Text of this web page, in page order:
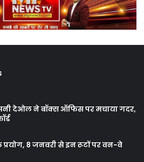
देओल ने बॉक्स ऑफिस पर मचाया गदर,
प्रयोग, 8 जनवरी से इन रूटों पर वन-वे